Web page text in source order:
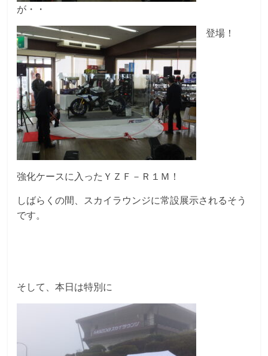
が・・
登場！
強化ケースに入ったＹＺＦ－Ｒ１Ｍ！
しばらくの間、スカイラウンジに常設展示されるそう
です。
そして、本日は特別に